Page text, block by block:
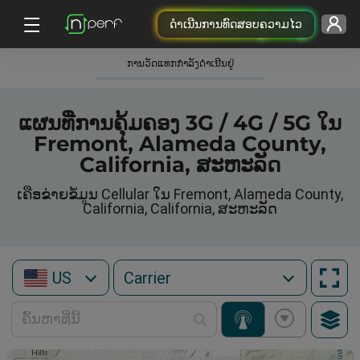
ດຳເນີນການທົດສອບຄວາມໄວ
ການວັດແທກກໍາລັງດໍາເນີນຢູ່
ແຜນທີ່ການຄຸ້ມຄອງ 3G / 4G / 5G ໃນ
Fremont, Alameda County,
California, ສະຫະລັດ
ເຄືອຂ່າຍຂໍ້ມູນ Cellular ໃນ Fremont, Alameda County,
California, California, ສະຫະລັດ
US